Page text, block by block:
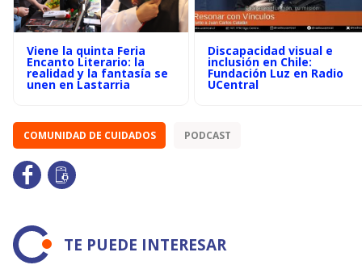
Viene la quinta Feria
Encanto Literario: la
realidad y la fantasía se
unen en Lastarria
Discapacidad visual e
inclusión en Chile:
Fundación Luz en Radio
UCentral
COMUNIDAD DE CUIDADOS PODCAST
TE PUEDE INTERESAR